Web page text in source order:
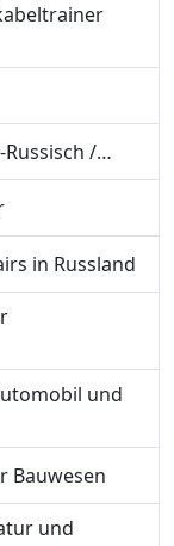
/…
in Russland
und
Bauwesen
und